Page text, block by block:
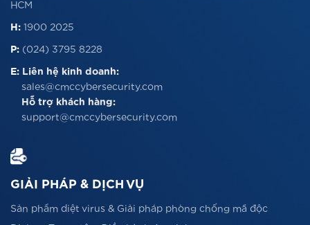
HCM
H: 1900 2025
P: (024) 3795 8228
E: Liên hệ kinh doanh:
sales@cmccybersecurity.com
Hỗ trợ khách hàng:
support@cmccybersecurity.com
GIẢI PHÁP & DỊCH VỤ
Sản phẩm diệt virus & Giải pháp phòng chống mã độc